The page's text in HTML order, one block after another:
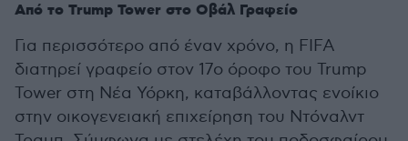
Από το Trump Tower στο Οβάλ Γραφείο
Για περισσότερο από έναν χρόνο, η FIFA
διατηρεί γραφείο στον 17ο όροφο του Trump
Tower στη Νέα Υόρκη, καταβάλλοντας ενοίκιο
στην οικογενειακή επιχείρηση του Ντόναλντ